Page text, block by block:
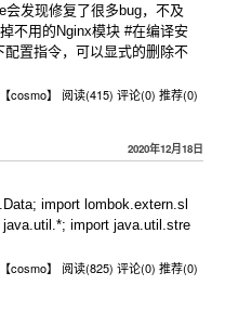
发现修复了很多bug，不及
不用的Nginx模块 #在编译安
置指令，可以显式的删除不
cosmo】 阅读(415) 评论(0) 推荐(0)
2020年12月18日
import lombok.extern.sl
import java.util.stre
cosmo】 阅读(825) 评论(0) 推荐(0)